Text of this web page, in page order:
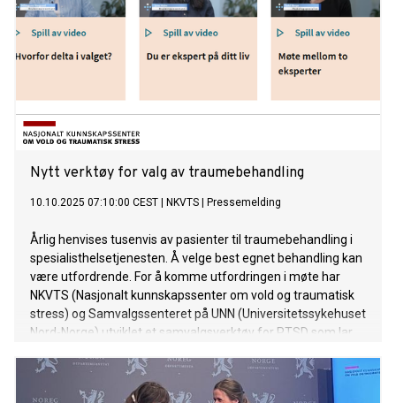
Nytt verktøy for valg av traumebehandling
10.10.2025 07:10:00 CEST NKVTS Pressemelding
Årlig henvises tusenvis av pasienter til traumebehandling i
spesialisthelsetjenesten. Å velge best egnet behandling kan
være utfordrende. For å komme utfordringen i møte har
NKVTS (Nasjonalt kunnskapssenter om vold og traumatisk
stress) og Samvalgssenteret på UNN (Universitetssykehuset
Nord-Norge) utviklet et samvalgsverktøy for PTSD som lar